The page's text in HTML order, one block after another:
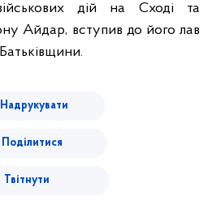
дій на Сході та
Айдар, вступив до його лав
Надрукувати
Поділитися
Твітнути